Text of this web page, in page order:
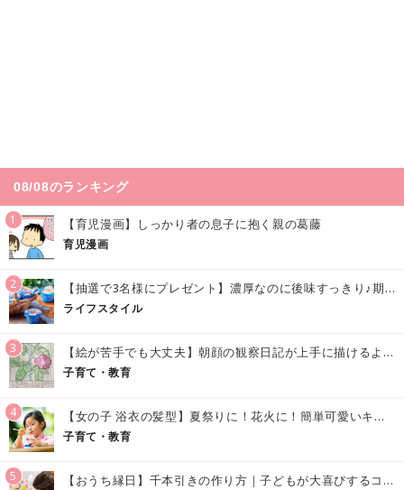
08/08のランキング
1 【育児漫画】しっかり者の息子に抱く親の葛藤
育児漫画
2 【抽選で3名様にプレゼント】濃厚なのに後味すっきり♪期間限定の「メイトーのなめらかプリン カルピス®入りソース」で夏を味わおう！
ライフスタイル
3 【絵が苦手でも大丈夫】朝顔の観察日記が上手に描けるようになる方法｜イラスト付き
子育て・教育
4 【女の子 浴衣の髪型】夏祭りに！花火に！簡単可愛いキッズの浴衣ヘアアレンジまとめ
子育て・教育
5 【おうち縁日】千本引きの作り方｜子どもが大喜びするコツやアイデア♪